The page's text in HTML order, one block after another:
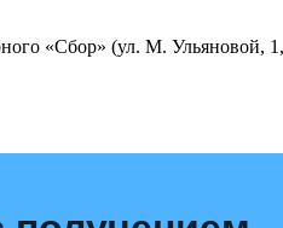
«Сбор» (ул. М. Ульяновой,